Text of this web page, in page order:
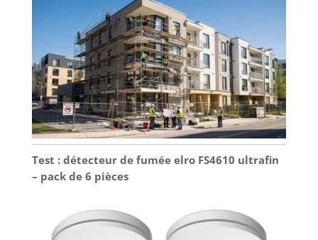
Test : détecteur de fumée elro FS4610 ultrafin
– pack de 6 pièces